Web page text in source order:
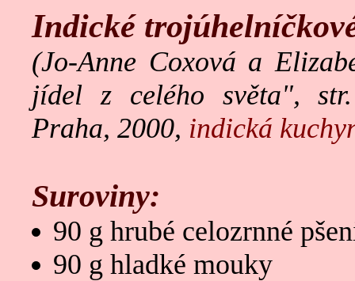
Indické
(Jo-Anne Coxová a
jídel z celého světa",
Praha, 2000, indická
Suroviny:
90 g hrubé celozrnné
90 g hladké mouky